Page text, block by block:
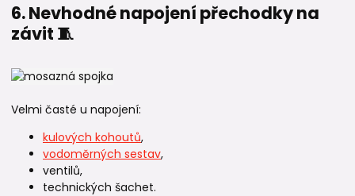
6. Nevhodné napojení přechodky na
závit 🧵
Velmi časté u napojení:
kulových kohoutů,
vodoměrných sestav,
ventilů,
technických šachet.